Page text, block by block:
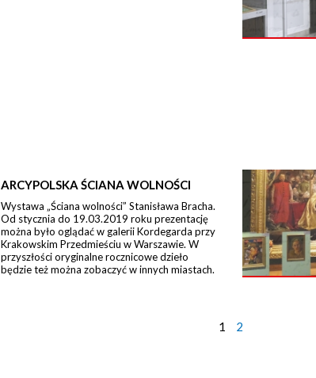
ARCYPOLSKA ŚCIANA WOLNOŚCI
Wystawa „Ściana wolności” Stanisława Bracha.
Od stycznia do 19.03.2019 roku prezentację
można było oglądać w galerii Kordegarda przy
Krakowskim Przedmieściu w Warszawie. W
przyszłości oryginalne rocznicowe dzieło
będzie też można zobaczyć w innych miastach.
1 2